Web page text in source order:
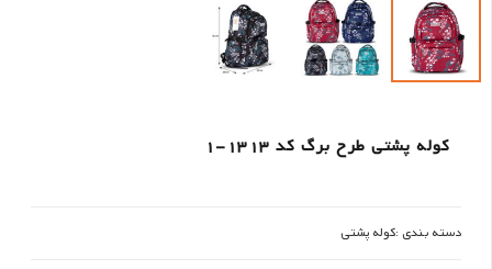
کوله پشتی طرح برگ کد 1313-1
دسته بندی :کوله پشتی